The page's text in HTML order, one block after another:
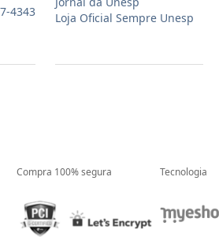
4343
Loja Oficial Sempre Unesp
Compra 100% segura Tecnologia